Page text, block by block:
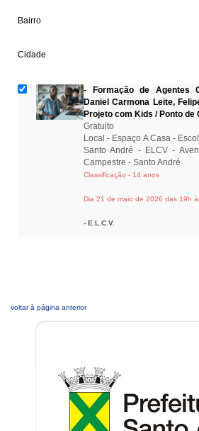
Bairro
Cidade
- Formação de Agentes
Daniel Carmona Leite,
Projeto com Kids / Ponto de
Gratuito
Local - Espaço A Casa -
Santo André - ELCV -
Campestre - Santo André
Classificação - 14 anos
Dia 21 de maio de 2026 das 19h
- E.L.C.V.
voltar à página anterior